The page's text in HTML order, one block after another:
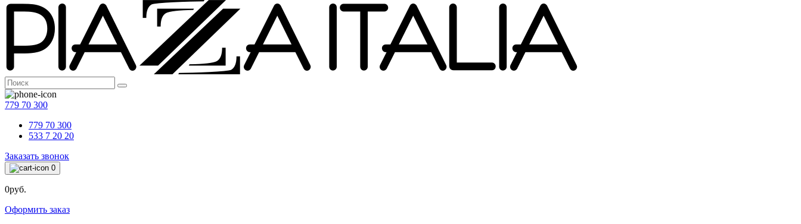
779 70 300
779 70 300
533 7 20 20
Заказать звонок
0
0руб.
Оформить заказ